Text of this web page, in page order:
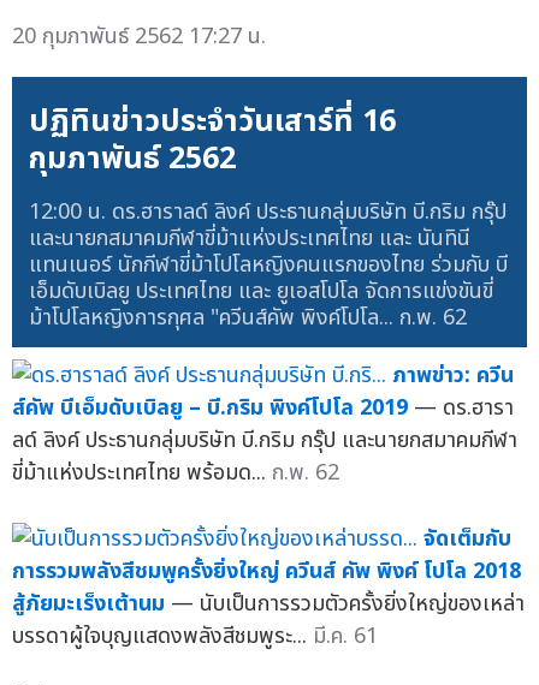
20 กุมภาพันธ์ 2562 17:27 น.
ปฏิทินข่าวประจำวันเสาร์ที่ 16
กุมภาพันธ์ 2562
12:00 น. ดร.ฮาราลด์ ลิงค์ ประธานกลุ่มบริษัท บี.กริม กรุ๊ป
และนายกสมาคมกีฬาขี่ม้าแห่งประเทศไทย และ นันทินี
แทนเนอร์ นักกีฬาขี่ม้าโปโลหญิงคนแรกของไทย ร่วมกับ บี
เอ็มดับเบิลยู ประเทศไทย และ ยูเอสโปโล จัดการแข่งขันขี่
ม้าโปโลหญิงการกุศล "ควีนส์คัพ พิงค์โปโล... ก.พ. 62
ภาพข่าว: ควีน
ส์คัพ บีเอ็มดับเบิลยู – บี.กริม พิงค์โปโล 2019 — ดร.ฮารา
ลด์ ลิงค์ ประธานกลุ่มบริษัท บี.กริม กรุ๊ป และนายกสมาคมกีฬา
ขี่ม้าแห่งประเทศไทย พร้อมด... ก.พ. 62
จัดเต็มกับ
การรวมพลังสีชมพูครั้งยิ่งใหญ่ ควีนส์ คัพ พิงค์ โปโล 2018
สู้ภัยมะเร็งเต้านม — นับเป็นการรวมตัวครั้งยิ่งใหญ่ของเหล่า
บรรดาผู้ใจบุญแสดงพลังสีชมพูระ... มี.ค. 61